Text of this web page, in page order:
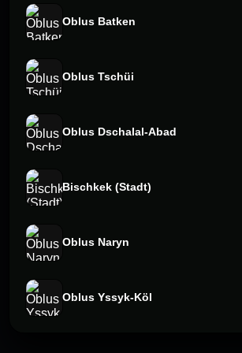
Oblus Batken
Oblus Tschüi
Oblus Dschalal-Abad
Bischkek (Stadt)
Oblus Naryn
Oblus Yssyk-Köl